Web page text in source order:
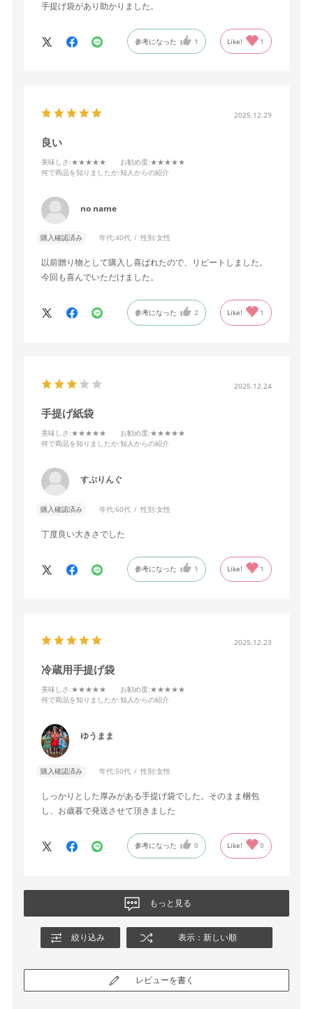
手提げ袋があり助かりました。
参考になった 1 Like! 1
2025.12.29
良い
美味しさ :★★★★★ お勧め度:★★★★★
何で商品を知りましたか:知人からの紹介
no name
購入確認済み 年代:40代 性別:女性
以前贈り物として購入し喜ばれたので、リピートしました。
今回も喜んでいただけました。
参考になった 2 Like! 1
2025.12.24
手提げ紙袋
美味しさ :★★★★★ お勧め度:★★★★★
何で商品を知りましたか:知人からの紹介
すぷりんぐ
購入確認済み 年代:60代 性別:女性
丁度良い大きさでした
参考になった 1 Like! 1
2025.12.23
冷蔵用手提げ袋
美味しさ :★★★★★ お勧め度:★★★★★
何で商品を知りましたか:知人からの紹介
ゆうまま
購入確認済み 年代:50代 性別:女性
しっかりとした厚みがある手提げ袋でした。そのまま梱包
し、お歳暮で発送させて頂きました
参考になった 0 Like! 0
もっと見る
絞り込み 表示：新しい順
レビューを書く